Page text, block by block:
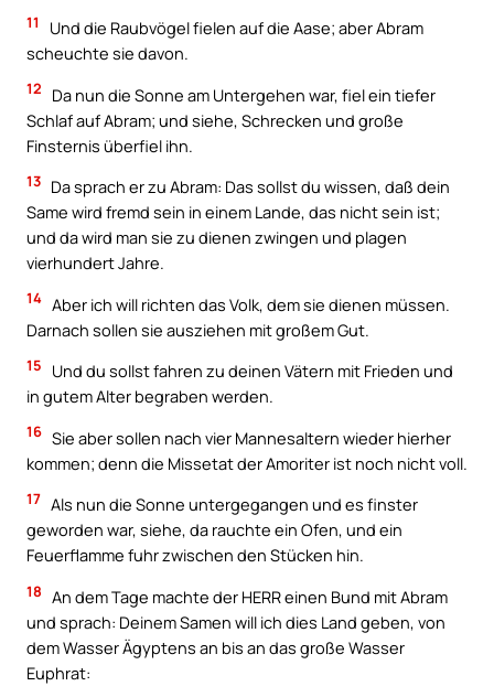
11
Und die Raubvögel fielen auf die Aase; aber Abram
scheuchte sie davon.
12
Da nun die Sonne am Untergehen war, fiel ein tiefer
Schlaf auf Abram; und siehe, Schrecken und große
Finsternis überfiel ihn.
13 Da sprach er zu Abram: Das sollst du wissen, daß dein
Same wird fremd sein in einem Lande, das nicht sein ist;
und da wird man sie zu dienen zwingen und plagen
vierhundert Jahre.
14 Aber ich will richten das Volk, dem sie dienen müssen.
Darnach sollen sie ausziehen mit großem Gut.
15
Und du sollst fahren zu deinen Vätern mit Frieden und
in gutem Alter begraben werden.
16 Sie aber sollen nach vier Mannesaltern wieder hierher
kommen; denn die Missetat der Amoriter ist noch nicht voll.
17 Als nun die Sonne untergegangen und es finster
geworden war, siehe, da rauchte ein Ofen, und ein
Feuerflamme fuhr zwischen den Stücken hin.
18 An dem Tage machte der HERR einen Bund mit Abram
und sprach: Deinem Samen will ich dies Land geben, von
dem Wasser Ägyptens an bis an das große Wasser
Euphrat: